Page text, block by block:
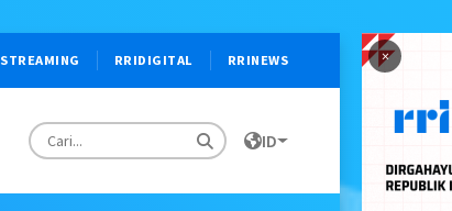
×
STREAMING RRIDIGITAL RRINEWS
ID